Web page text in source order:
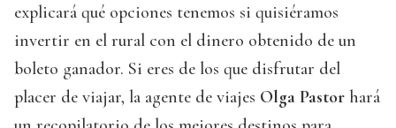
explicará qué opciones tenemos si quisiéramos
invertir en el rural con el dinero obtenido de un
boleto ganador. Si eres de los que disfrutar del
placer de viajar, la agente de viajes Olga Pastor hará